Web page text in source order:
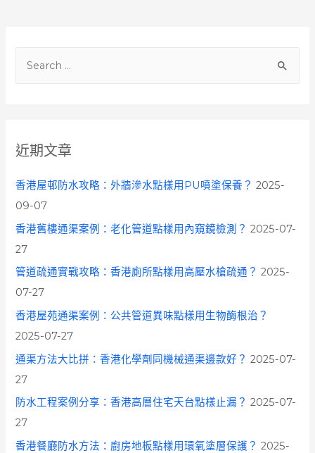
h
f
o
近期文章
香港屋邨防水攻略：外牆滲水點樣用PU噴塗保養？ 2025-
09-07
香港舊樓通渠案例：老化管道點樣用內窺鏡檢測？ 2025-07-
27
管道疏通實戰攻略：香港廁所點樣用高壓水槍疏通？ 2025-
07-27
香港屋苑通渠案例：公共管道異味點樣用生物酶根治？
2025-07-27
通渠方法大比拼：香港化學劑同機械通渠邊款好？ 2025-07-
27
防水工程案例分享：香港高層住宅天台點樣止漏？ 2025-07-
27
香港餐廳防水方法：廚房地板點樣用環氧塗層保護？ 2025-